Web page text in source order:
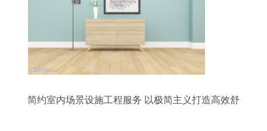
简约室内场景设施工程服务 以极简主义打造高效舒